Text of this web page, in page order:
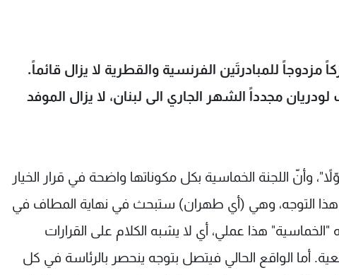
للمبادرتَين الفرنسية والقطرية لا يزال قائماً.
مجدداً الشهر الجاري الى لبنان، لا يزال الموفد
وأنّ اللجنة الخماسية بكل مكوناتها واضحة في قرار الخيار
هذا التوجه، وهي (أي طهران) ستبحث في نهاية المطاف في
هذا عملي، أي لا يشبه الكلام على القرارات
النصوص المرجعية. أما الواقع الحالي فيتصل بتوجه ينحصر بالرئاسة في كل